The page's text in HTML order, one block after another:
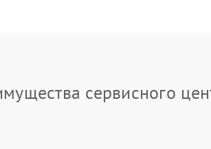
сервисного